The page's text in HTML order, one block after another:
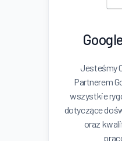
Jesteśmy
Partnerem
wszystkie
dotyczące
oraz